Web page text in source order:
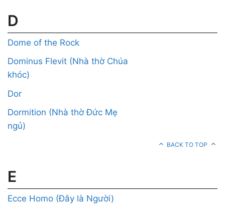
D
Dome of the Rock
Dominus Flevit (Nhà thờ Chúa
khóc)
Dor
Dormition (Nhà thờ Đức Mẹ
ngủ)
BACK TO TOP
E
Ecce Homo (Đây là Người)